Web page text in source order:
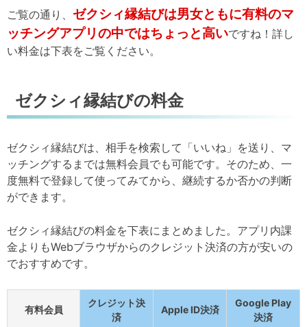
ご覧の通り、 ゼクシィ縁結びは男女ともに有料のマ
ッチングアプリの中ではちょっと高いですね！詳し
い料金は下表をご覧ください。
ゼクシィ縁結びの料金
ゼクシィ縁結びは、相手を検索して「いいね」を送り、マ
ッチングするまでは無料会員でも可能です。そのため、一
度無料で登録して使ってみてから、継続するか否かの判断
ができます。
ゼクシィ縁結びの料金を下表にまとめました。アプリ内課
金よりもWebブラウザからのクレジット決済の方が安いの
でおすすめです。
有料会員
クレジット決
済
Apple ID決済
Google Play
決済